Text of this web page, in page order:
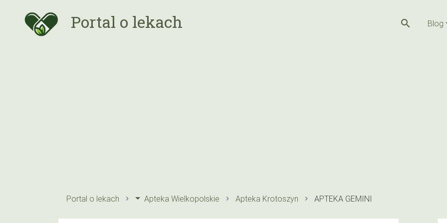
Portal o lekach search Blog
Portal o lekach Apteka Wielkopolskie Apteka Krotoszyn APTEKA GEMINI